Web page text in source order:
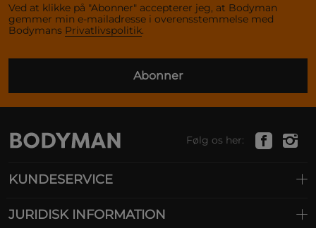
Ved at klikke på "Abonner" accepterer jeg, at Bodyman
gemmer min e-mailadresse i overensstemmelse med
Bodymans Privatlivspolitik.
Abonner
Følg os her:
KUNDESERVICE
JURIDISK INFORMATION